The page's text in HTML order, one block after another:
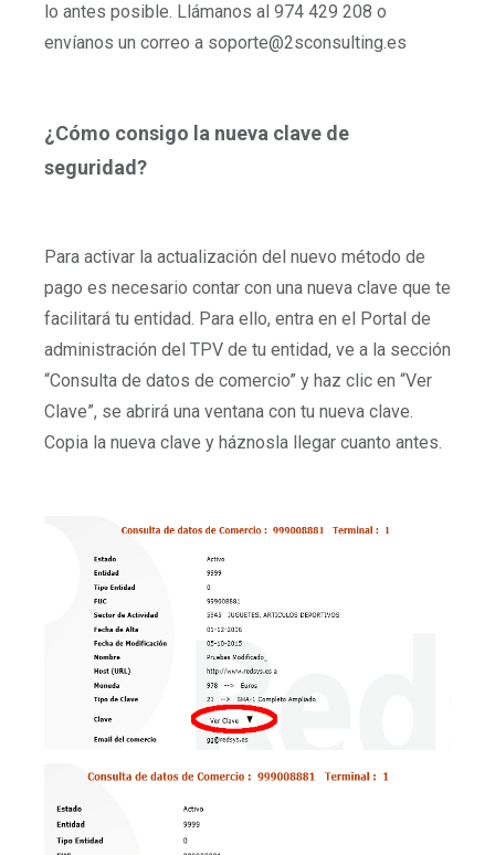
lo antes posible. Llámanos al 974 429 208 o
envíanos un correo a soporte@2sconsulting.es
¿Cómo consigo la nueva clave de
seguridad?
Para activar la actualización del nuevo método de
pago es necesario contar con una nueva clave que te
facilitará tu entidad. Para ello, entra en el Portal de
administración del TPV de tu entidad, ve a la sección
“Consulta de datos de comercio” y haz clic en “Ver
Clave”, se abrirá una ventana con tu nueva clave.
Copia la nueva clave y háznosla llegar cuanto antes.